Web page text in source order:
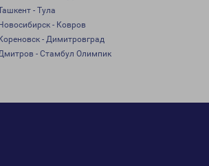
- Тула
- Ковров
- Димитровград
- Стамбул Олимпик